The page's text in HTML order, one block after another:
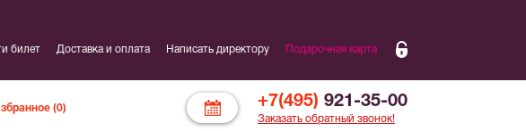
билет Доставка и оплата Написать директору Подарочная карта
+7(495) 921-35-00
Заказать обратный звонок!
(0)